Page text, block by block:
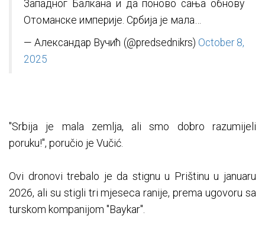
Западног Балкана и да поново сања обнову
Отоманске империје. Србија је мала…
— Александар Вучић (@predsednikrs) October 8,
2025
"Srbija je mala zemlja, ali smo dobro razumijeli
poruku!", poručio je Vučić.
Ovi dronovi trebalo je da stignu u Prištinu u januaru
2026, ali su stigli tri mjeseca ranije, prema ugovoru sa
turskom kompanijom "Baykar".